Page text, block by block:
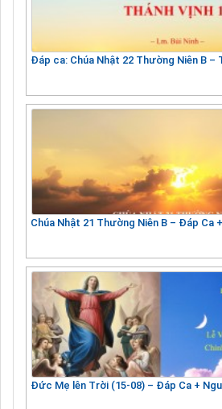
Đáp ca: Chúa Nhật 22 Thường Niên B –
Chúa Nhật 21 Thường Niên B – Đáp Ca
Đức Mẹ lên Trời (15-08) – Đáp Ca +